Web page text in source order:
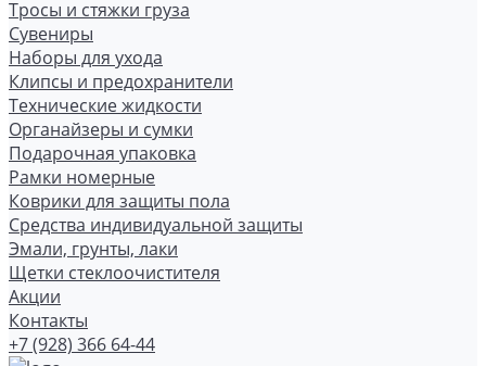
Тросы и стяжки груза
Сувениры
Наборы для ухода
Клипсы и предохранители
Технические жидкости
Органайзеры и сумки
Подарочная упаковка
Рамки номерные
Коврики для защиты пола
Средства индивидуальной защиты
Эмали, грунты, лаки
Щетки стеклоочистителя
Акции
Контакты
+7 (928) 366 64-44